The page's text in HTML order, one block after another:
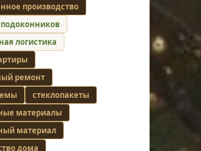
производство
логистика
ремонт
стеклопакеты
материалы
материал
дома